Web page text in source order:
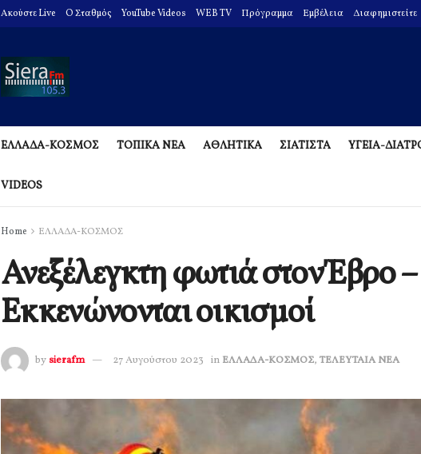
Ακούστε Live O Σταθμός YouTube Videos WEB TV Πρόγραμμα Εμβέλεια Διαφημιστείτε
ΕΛΛΑΔΑ-ΚΟΣΜΟΣ ΤΟΠΙΚΑ ΝΕΑ ΑΘΛΗΤΙΚΑ ΣΙΑΤΙΣΤΑ ΥΓΕΙΑ-
VIDEOS
Home ΕΛΛΑΔΑ-ΚΟΣΜΟΣ
Ανεξέλεγκτη φωτιά στον Έβρο –
Εκκενώνονται οικισμοί
by sierafm 27 Αυγούστου 2023 in ΕΛΛΑΔΑ-ΚΟΣΜΟΣ, ΤΕΛΕΥΤΑΙΑ ΝΕΑ